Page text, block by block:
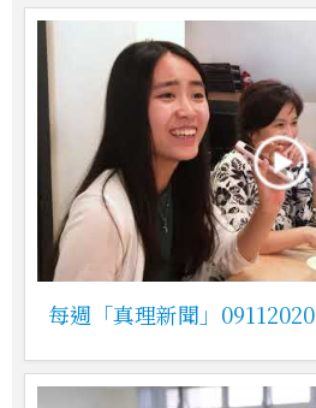
每週「真理新聞」09112020